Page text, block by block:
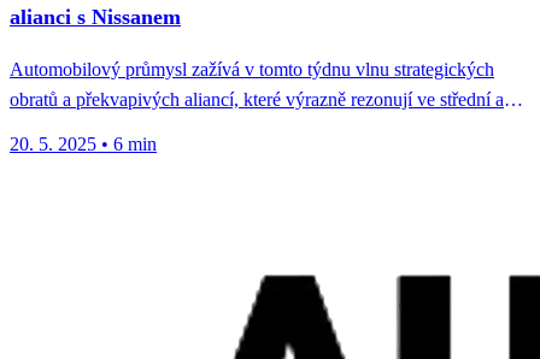
alianci s Nissanem
Automobilový průmysl zažívá v tomto týdnu vlnu strategických
obratů a překvapivých aliancí, které výrazně rezonují ve střední a
20. 5. 2025 • 6 min